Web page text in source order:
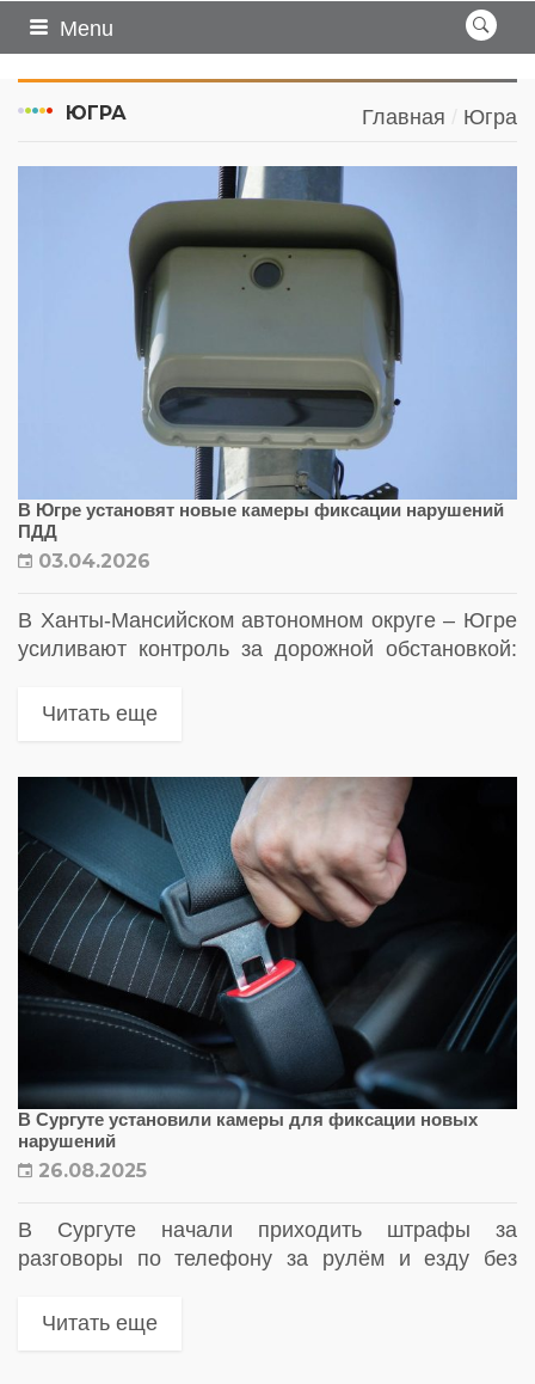
Menu
ЮГРА Главная Югра
В Югре установят новые камеры фиксации нарушений
ПДД
03.04.2026
В Ханты-Мансийском автономном округе – Югре
усиливают контроль за дорожной обстановкой:
расширении сети комплексов
снижение...
Читать еще
В Сургуте установили камеры для фиксации новых
нарушений
26.08.2025
В Сургуте начали приходить штрафы за
разговоры по телефону за рулём и езду без
нейросетью и выявляют нарушения на
Читать еще